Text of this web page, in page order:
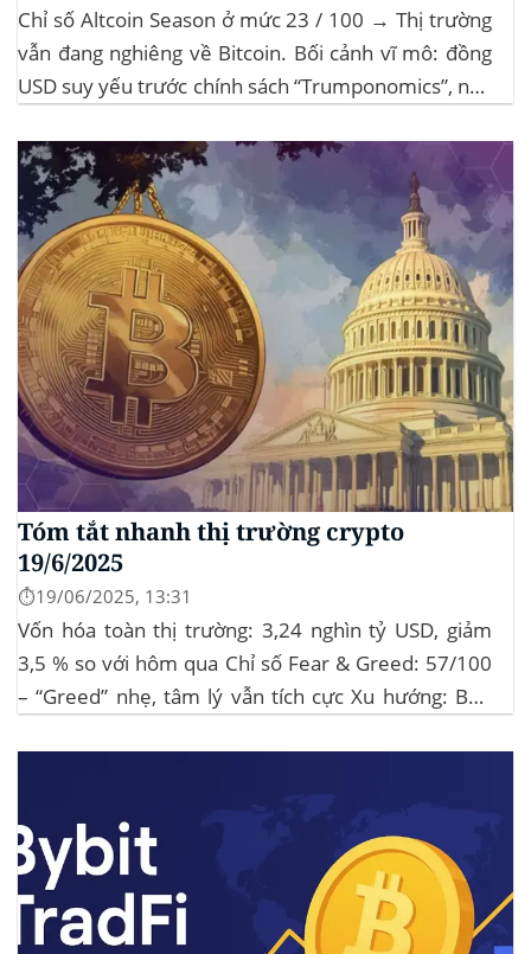
Chỉ số Altcoin Season ở mức 23 / 100 → Thị trường
vẫn đang nghiêng về Bitcoin. Bối cảnh vĩ mô: đồng
USD suy yếu trước chính sách “Trumponomics”, nhà
Sự kiện Chi tiết Hack 100 triệu USD...
Tóm tắt nhanh thị trường crypto
19/6/2025
⏱️19/06/2025, 13:31
Vốn hóa toàn thị trường: 3,24 nghìn tỷ USD, giảm
3,5 % so với hôm qua Chỉ số Fear & Greed: 57/100
– “Greed” nhẹ, tâm lý vẫn tích cực Xu hướng: BTC